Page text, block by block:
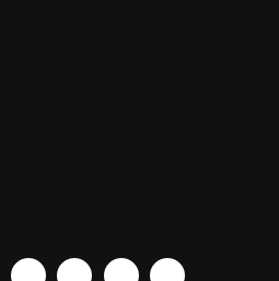
YouTubeTwitter RSS TelegramOdysee